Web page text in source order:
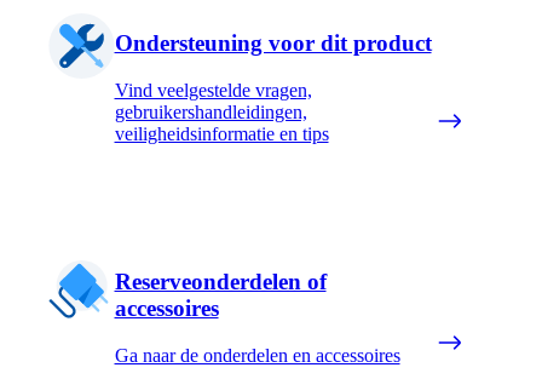
Ondersteuning voor dit product
Vind veelgestelde vragen,
gebruikershandleidingen,
veiligheidsinformatie en tips
Reserveonderdelen of
accessoires
Ga naar de onderdelen en accessoires